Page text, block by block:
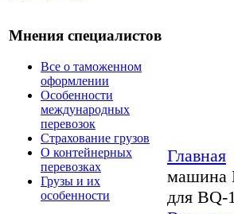
Мнения специалистов
Все о таможенном
оформлении
Особенности
международных
перевозок
Страхование грузов
О контейнерных
перевозках
Грузы и их
особенности
Главная
машина
для BQ-